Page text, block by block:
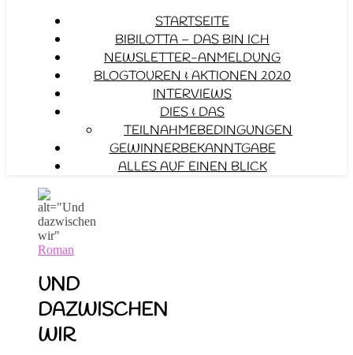
STARTSEITE
BIBILOTTA – DAS BIN ICH
NEWSLETTER-ANMELDUNG
BLOGTOUREN & AKTIONEN 2020
INTERVIEWS
DIES & DAS
TEILNAHMEBEDINGUNGEN
GEWINNERBEKANNTGABE
ALLES AUF EINEN BLICK
Roman
UND
DAZWISCHEN
WIR